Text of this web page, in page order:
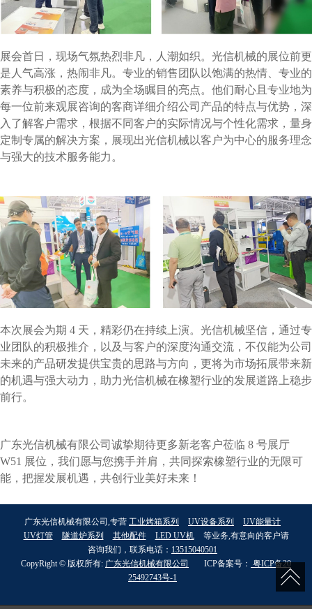
展会首日，现场气氛热烈非凡，人潮如织。光信机械的展位前更
是人气高涨，热闹非凡。专业的销售团队以饱满的热情、专业的
素养与积极的态度，成为全场瞩目的亮点。他们耐心且专业地为
每一位前来观展咨询的客商详细介绍公司产品的特点与优势，深
入了解客户需求，根据不同客户的实际情况与个性化需求，量身
定制专属的解决方案，展现出光信机械以客户为中心的服务理念
与强大的技术服务能力。
本次展会为期 4 天，精彩仍在持续上演。光信机械坚信，通过专
业团队的积极推介，以及与客户的深度沟通交流，不仅能为公司
未来的产品研发提供宝贵的思路与方向，更将为市场拓展带来新
的机遇与强大动力，助力光信机械在橡塑行业的发展道路上稳步
前行。
广东光信机械有限公司诚挚期待更多新老客户莅临 8 号展厅
W51 展位，我们愿与您携手并肩，共同探索橡塑行业的无限可
能，把握发展机遇，共创行业美好未来！
广东光信机械有限公司,专营 工业烤箱系列 UV设备系列
UV能量计
UV灯管
隧道炉系列 其他配件 LED UV机
等业务,有意向的客户请
咨询我们，联系电话： 13515040501
CopyRight © 版权所有: 广东光信机械有限公司 ICP备案号： 粤ICP备20
25492743号-1